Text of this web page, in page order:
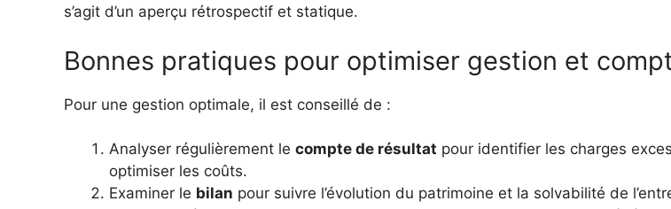
s’agit d’un aperçu rétrospectif et statique.
Bonnes pratiques pour optimiser gestion et
Pour une gestion optimale, il est conseillé de :
Analyser régulièrement le compte de résultat pour identifier les charges
optimiser les coûts.
Examiner le bilan pour suivre l’évolution du patrimoine et la solvabilité de